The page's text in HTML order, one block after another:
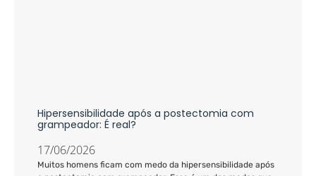
Hipersensibilidade após a postectomia com
grampeador: É real?
17/06/2026
Muitos homens ficam com medo da hipersensibilidade após